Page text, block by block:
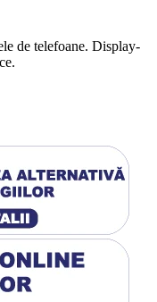
de telefoane. Display-